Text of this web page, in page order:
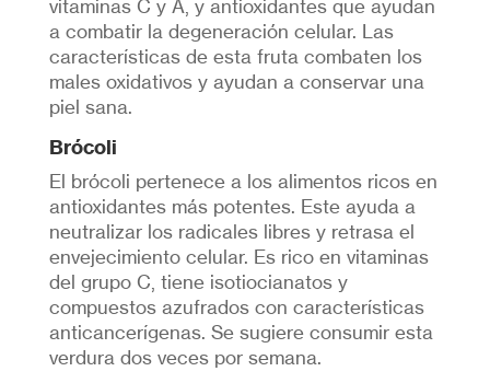
vitaminas C y A, y antioxidantes que ayudan
a combatir la degeneración celular. Las
características de esta fruta combaten los
males oxidativos y ayudan a conservar una
piel sana.
Brócoli
El brócoli pertenece a los alimentos ricos en
antioxidantes más potentes. Este ayuda a
neutralizar los radicales libres y retrasa el
envejecimiento celular. Es rico en vitaminas
del grupo C, tiene isotiocianatos y
compuestos azufrados con características
anticancerígenas. Se sugiere consumir esta
verdura dos veces por semana.